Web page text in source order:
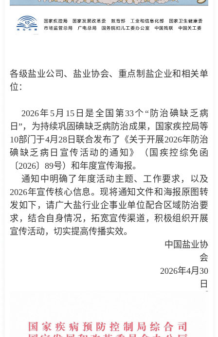
各级盐业公司、盐业协会、重点制盐企业和相关单
位：
2026年5月15日是全国第33个“防治碘缺乏病
日”，为持续巩固碘缺乏病防治成果，国家疾控局等
10部门于4月28日联合发布了《关于开展2026年防治
碘缺乏病日宣传活动的通知》（国疾控综免函
〔2026〕89号）和年度宣传海报。
通知中明确了年度活动主题、工作要求，以及
2026年宣传核心信息。现将通知文件和海报原图转
发如下，请广大盐行业企事业单位配合区域防治要
求，结合自身情况，拓宽宣传渠道，积极组织开展
宣传活动，切实提高传播实效。
中国盐业协
会
2026年4月30
日